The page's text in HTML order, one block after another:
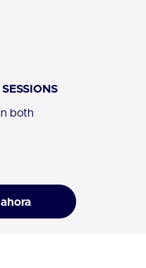
both